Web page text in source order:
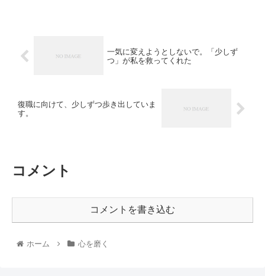
一気に変えようとしないで。「少しず
つ」が私を救ってくれた
復職に向けて、少しずつ歩き出していま
す。
コメント
コメントを書き込む
ホーム 心を磨く